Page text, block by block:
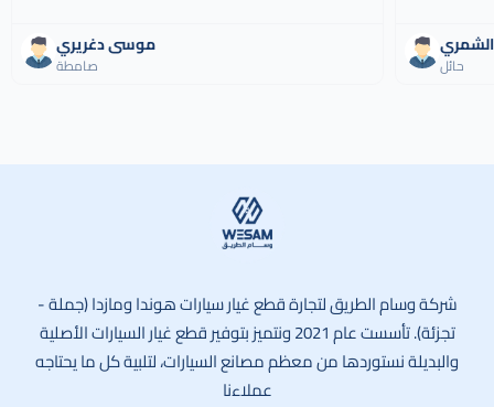
موسى دغريري
صامطة حائل
شركة وسام الطريق لتجارة قطع غيار سيارات هوندا ومازدا (جملة -
تجزئة). تأسست عام 2021 ونتميز بتوفير قطع غيار السيارات الأصلية
والبديلة نستوردها من معظم مصانع السيارات، لتلبية كل ما يحتاجه
عملاءنا